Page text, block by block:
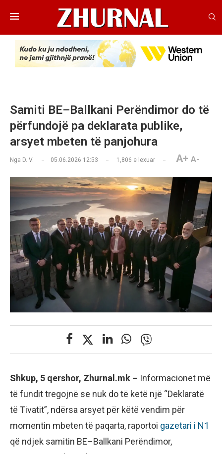
Samiti BE–Ballkani Perëndimor do të
përfundojë pa deklarata publike,
arsyet mbeten të panjohura
Nga D. V. 05.06.2026 12:53 1,806 e lexuar A+ A-
Shkup, 5 qershor, Zhurnal.mk – Informacionet më
të fundit tregojnë se nuk do të ketë një “Deklaratë
të Tivatit”, ndërsa arsyet për këtë vendim për
momentin mbeten të paqarta, raportoi gazetari i N1
që ndjek samitin BE–Ballkani Perëndimor,